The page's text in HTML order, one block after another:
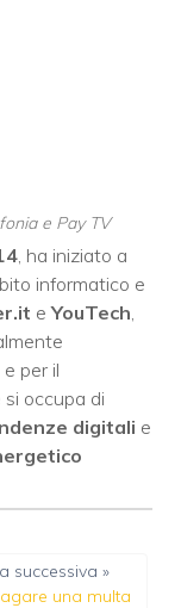
e Pay TV
, ha iniziato a
informatico e
eYouTech
e per il
si occupa di
digitali e
successiva »
una multa